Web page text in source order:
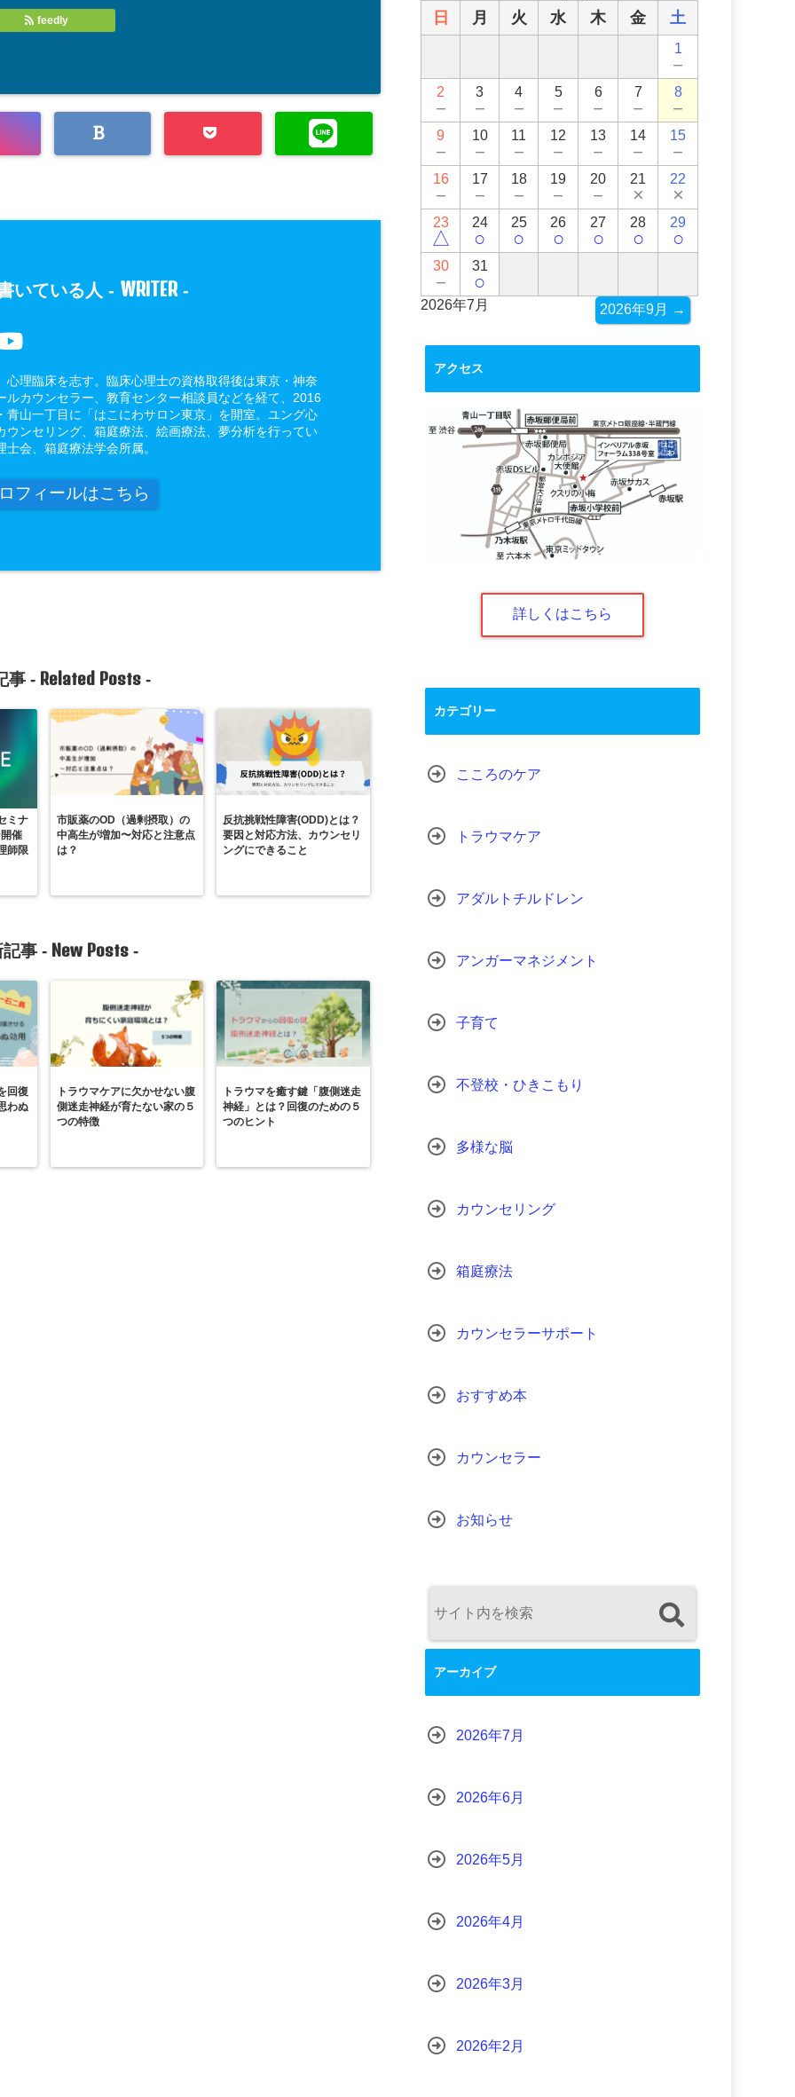
feedly
いている人 - WRITER-
心理臨床を志す。臨床心理士の資格取得後は東京・神奈
ルカウンセラー、教育センター相談員などを経て、2016
青山一丁目に「はこにわサロン東京」を開室。ユング心
ウンセリング、箱庭療法、絵画療法、夢分析を行ってい
士会、箱庭療法学会所属。
フィールはこちら
事 - Related Posts-
ミナ
催
師限
市販薬のOD（過剰摂取）の
中高生が増加〜対応と注意点
は？
反抗挑戦性障害(ODD)とは？
要因と対応方法、カウンセリ
ングにできること
事 - New Posts -
回復
わぬ
トラウマケアに欠かせない腹
側迷走神経が育たない家の５
つの特徴
トラウマを癒す鍵「腹側迷走
神経」とは？回復のための５
つのヒント
日
月 火 水 木 金 土
1
－
2
－
3
－
4
－
5
－
6
－
7
－
8
－
9
－
10
－
11
－
12
－
13
－
14
－
15
－
16
－
17
－
18
－
19
－
20
－
21
×
22
×
23
△
24
○
25
○
26
○
27
○
28
○
29
○
30
－
31
○
2026年7月 2026年9月 →
アクセス
詳しくはこちら
カテゴリー
こころのケア
トラウマケア
アダルトチルドレン
アンガーマネジメント
子育て
不登校・ひきこもり
多様な脳
カウンセリング
箱庭療法
カウンセラーサポート
おすすめ本
カウンセラー
お知らせ
アーカイブ
2026年7月
2026年6月
2026年5月
2026年4月
2026年3月
2026年2月